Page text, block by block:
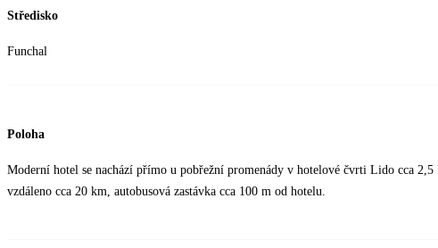
Středisko
Funchal
Poloha
Moderní hotel se nachází přímo u pobřežní promenády v hotelové čvrti Lido cca
vzdáleno cca 20 km, autobusová zastávka cca 100 m od hotelu.